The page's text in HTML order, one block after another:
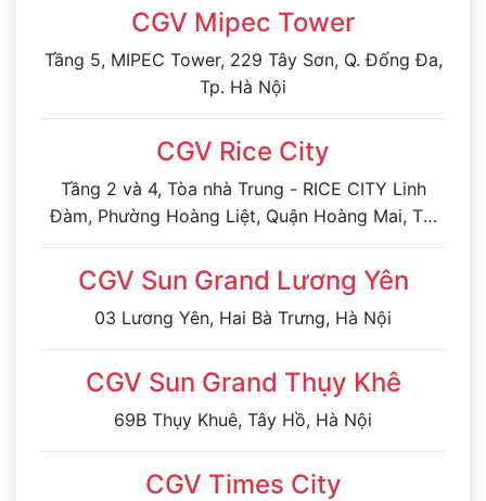
CGV Mipec Tower
Tầng 5, MIPEC Tower, 229 Tây Sơn, Q. Đống Đa,
Tp. Hà Nội
CGV Rice City
Tầng 2 và 4, Tòa nhà Trung - RICE CITY Linh
Đàm, Phường Hoàng Liệt, Quận Hoàng Mai, Tp.
Hà Nội
CGV Sun Grand Lương Yên
03 Lương Yên, Hai Bà Trưng, Hà Nội
CGV Sun Grand Thụy Khê
69B Thụy Khuê, Tây Hồ, Hà Nội
CGV Times City